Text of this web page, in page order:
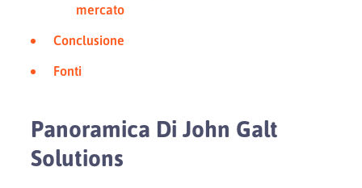
mercato
Conclusione
Fonti
Panoramica Di John Galt
Solutions